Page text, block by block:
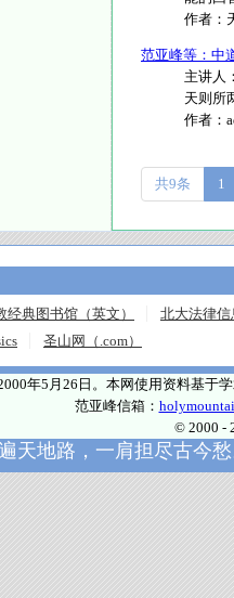
作者：
范亚峰等：中
主讲人
天则所
作者：
共9条 1
经典图书馆（英文）
北大法律信
圣山网（.com）
年5月26日。本网使用资料基于
范亚峰信箱：
© 2000 -
天地路，一肩担尽古今